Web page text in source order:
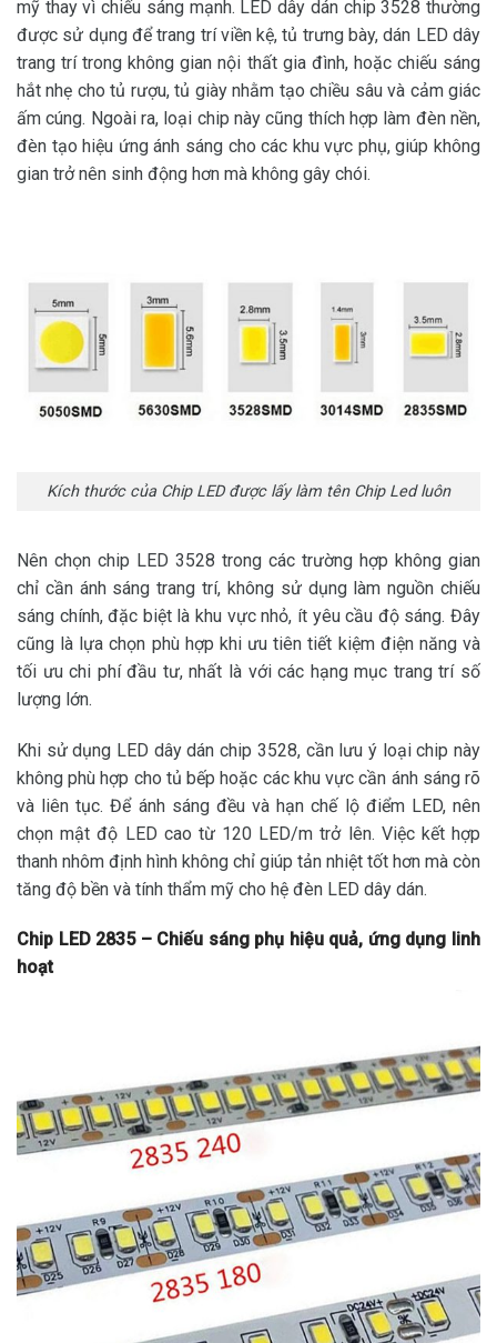
mỹ thay vì chiếu sáng mạnh. LED dây dán chip 3528 thường
được sử dụng để trang trí viền kệ, tủ trưng bày, dán LED dây
trang trí trong không gian nội thất gia đình, hoặc chiếu sáng
hắt nhẹ cho tủ rượu, tủ giày nhằm tạo chiều sâu và cảm giác
ấm cúng. Ngoài ra, loại chip này cũng thích hợp làm đèn nền,
đèn tạo hiệu ứng ánh sáng cho các khu vực phụ, giúp không
gian trở nên sinh động hơn mà không gây chói.
Kích thước của Chip LED được lấy làm tên Chip Led luôn
Nên chọn chip LED 3528 trong các trường hợp không gian
chỉ cần ánh sáng trang trí, không sử dụng làm nguồn chiếu
sáng chính, đặc biệt là khu vực nhỏ, ít yêu cầu độ sáng. Đây
cũng là lựa chọn phù hợp khi ưu tiên tiết kiệm điện năng và
tối ưu chi phí đầu tư, nhất là với các hạng mục trang trí số
lượng lớn.
Khi sử dụng LED dây dán chip 3528, cần lưu ý loại chip này
không phù hợp cho tủ bếp hoặc các khu vực cần ánh sáng rõ
và liên tục. Để ánh sáng đều và hạn chế lộ điểm LED, nên
chọn mật độ LED cao từ 120 LED/m trở lên. Việc kết hợp
thanh nhôm định hình không chỉ giúp tản nhiệt tốt hơn mà còn
tăng độ bền và tính thẩm mỹ cho hệ đèn LED dây dán.
Chip LED 2835 – Chiếu sáng phụ hiệu quả, ứng dụng linh
hoạt